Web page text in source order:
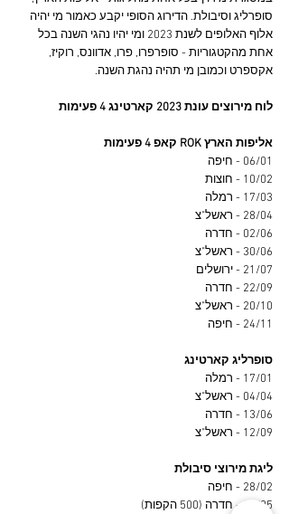
סופרליג וסיבולת. הדירוג הסופי יקבע כאמור מי יהיה
אלוף האלופים לשנת 2023 ומי יהיו נהגי השנה בכל
אחת מהקטגוריות - סופרפרו, פרו, אדוונס, רוקיז,
אקספרט וכמובן מי תהיה נהגת השנה.
לוח מירוצים עונת 2023 קארטינג 4 פעימות
אליפות הארץ ROK קאפ 4 פעימות
06/01 - חיפה
10/02 - חוצות
17/03 - רמלה
28/04 - ראשל"צ
02/06 - חדרה
30/06 - ראשל"צ
21/07 - ירושלים
22/09 - חדרה
20/10 - ראשל"צ
24/11 - חיפה
סופרליג קארטינג
17/01 - רמלה
04/04 - ראשל"צ
13/06 - חדרה
12/09 - ראשל"צ
ליגת מירוצי סיבולת
28/02 - חיפה
16/05 - חדרה (500 הקפות)